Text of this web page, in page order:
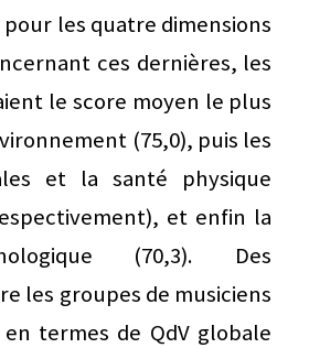
les quatre dimensions
ces dernières, les
le score moyen le plus
(75,0), puis les
et la santé physique
et enfin la
(70,3). Des
les groupes de musiciens
termes de QdV globale